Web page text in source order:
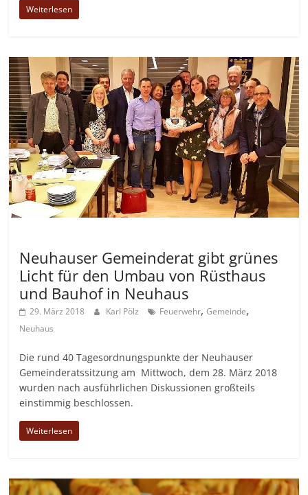
Weiterlesen
Neuhauser Gemeinderat gibt grünes
Licht für den Umbau von Rüsthaus
und Bauhof in Neuhaus
29. März 2018 Karl Pölz Feuerwehr,Gemeinde,
Neuhaus
Die rund 40 Tagesordnungspunkte der Neuhauser
Gemeinderatssitzung am Mittwoch, dem 28. März 2018
wurden nach ausführlichen Diskussionen großteils
einstimmig beschlossen.
Weiterlesen